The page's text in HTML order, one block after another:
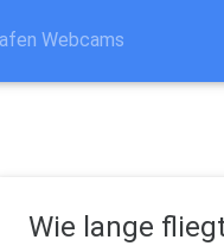
Webcams
Wie lange